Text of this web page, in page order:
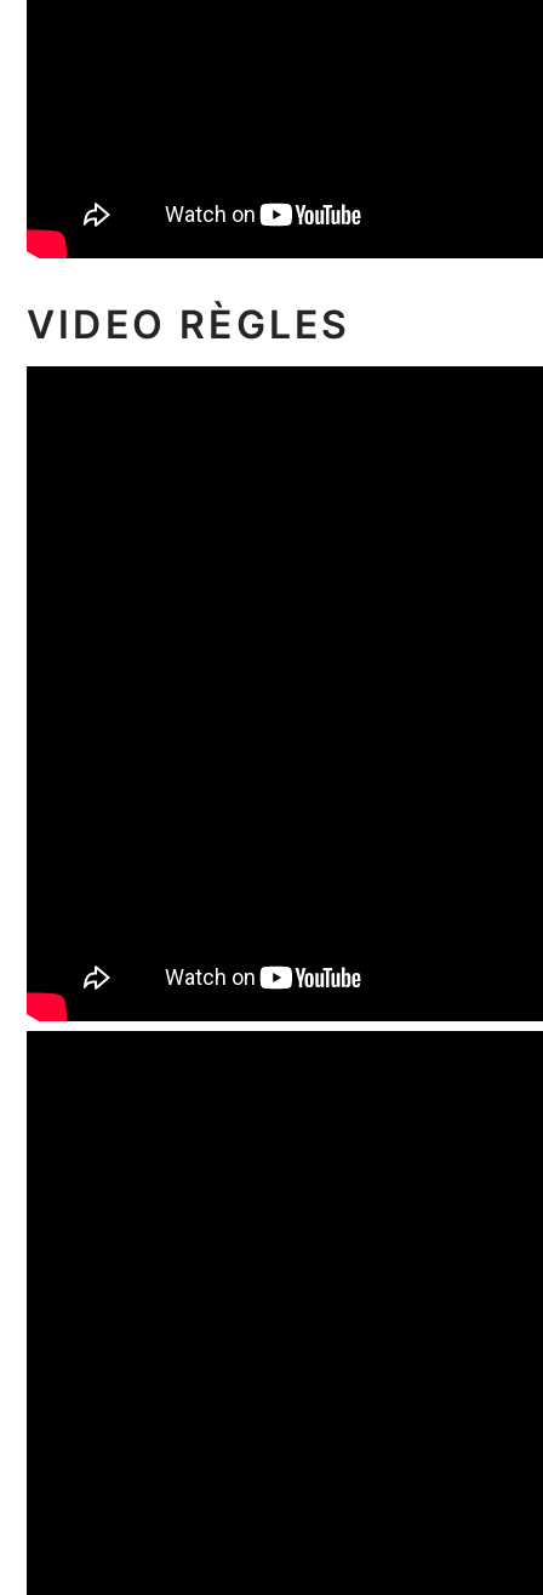
VIDEO RÈGLES